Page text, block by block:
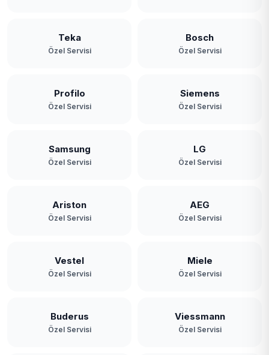
Teka
Özel Servisi
Bosch
Özel Servisi
Profilo
Özel Servisi
Siemens
Özel Servisi
Samsung
Özel Servisi
LG
Özel Servisi
Ariston
Özel Servisi
AEG
Özel Servisi
Vestel
Özel Servisi
Miele
Özel Servisi
Buderus
Özel Servisi
Viessmann
Özel Servisi